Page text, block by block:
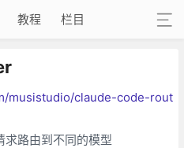
教程 栏目
musistudio/claude-code-rout
路由到不同的模型